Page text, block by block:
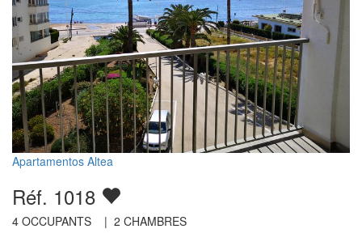
Apartamentos Altea
Réf. 1018
4 OCCUPANTS | 2 CHAMBRES